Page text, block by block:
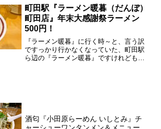
いうどん』を食べに行ってみようかな～
って。まあ、かなり前...
町田駅『ラーメン暖暮（だんぼ）
町田店』年末大感謝祭ラーメン
500円！
『ラーメン暖暮』に行く時～と、言う訳
ですっかり行かなくなっていた、町田駅
ら辺の『ラーメン暖暮』ですけれども、
酒匂『小田原らーめん いしとみ』チ
ャーシューワンタンメン＆メニュー